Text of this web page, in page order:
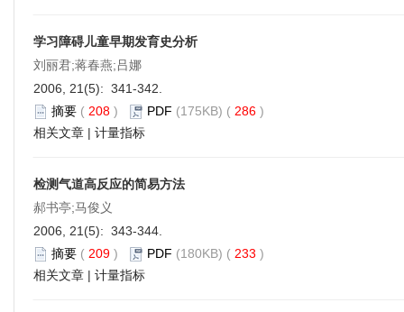
学习障碍儿童早期发育史分析
刘丽君;蒋春燕;吕娜
2006, 21(5): 341-342.
摘要 ( 208 ) PDF (175KB) ( 286 )
相关文章 | 计量指标
检测气道高反应的简易方法
郝书亭;马俊义
2006, 21(5): 343-344.
摘要 ( 209 ) PDF (180KB) ( 233 )
相关文章 | 计量指标